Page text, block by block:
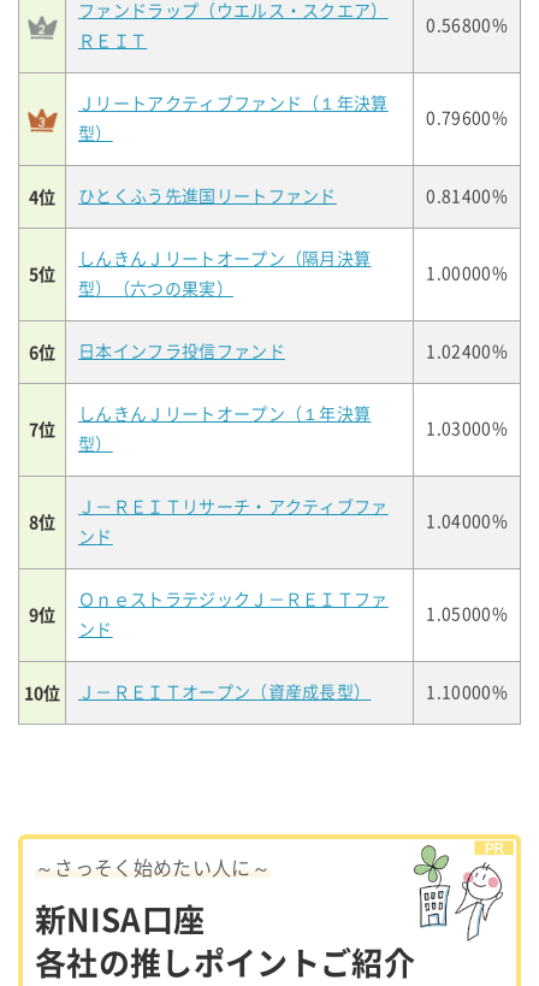
ファンドラップ（ウエルス・スクエア）
ＲＥＩＴ
0.56800%
Ｊリートアクティブファンド（１年決算
型）
0.79600%
4位 ひとくふう先進国リートファンド 0.81400%
5位
しんきんＪリートオープン（隔月決算
型）（六つの果実）
1.00000%
6位 日本インフラ投信ファンド 1.02400%
7位
しんきんＪリートオープン（１年決算
型）
1.03000%
8位
Ｊ－ＲＥＩＴリサーチ・アクティブファ
ンド
1.04000%
9位
ＯｎｅストラテジックＪ－ＲＥＩＴファ
ンド
1.05000%
10位 Ｊ－ＲＥＩＴオープン（資産成長型） 1.10000%
～さっそく始めたい人に～
新NISA口座
各社の推しポイントご紹介